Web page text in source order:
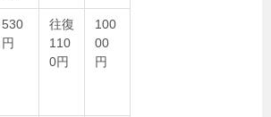
530
円
往復
110
0円
100
00
円